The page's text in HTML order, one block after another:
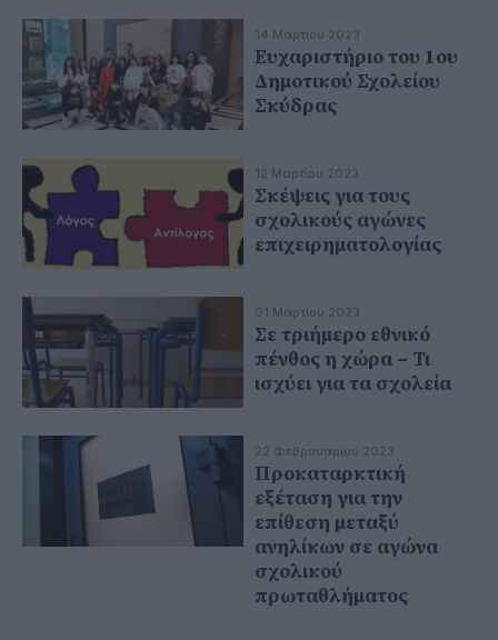
14 Μαρτίου 2023
Ευχαριστήριο του 1ου
Δημοτικού Σχολείου
Σκύδρας
12 Μαρτίου 2023
Σκέψεις για τους
σχολικούς αγώνες
επιχειρηματολογίας
01 Μαρτίου 2023
Σε τριήμερο εθνικό
πένθος η χώρα – Τι
ισχύει για τα σχολεία
22 Φεβρουαρίου 2023
Προκαταρκτική
εξέταση για την
επίθεση μεταξύ
ανηλίκων σε αγώνα
σχολικού
πρωταθλήματος